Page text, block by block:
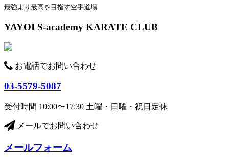
最強より最高を目指す空手道場
YAYOI S-academy KARATE CLUB
お電話でお問い合わせ
03-5579-5087
受付時間 10:00〜17:30 土曜・日曜・祝日定休
メールでお問い合わせ
メールフォーム